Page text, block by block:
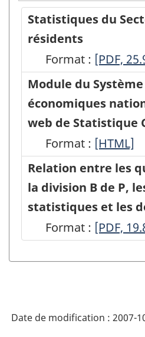
Statistiques du
résidents
Format :
du
Secteur
des
non-
résidents
-
PDF,
25.93
[PDF,
Module du
économiques
web de Statistique
Format : Module
du
Système
des
comptes
site
[HTML]
Relation entre les
la division B de P,
statistiques et les
Format : Relation
les
la
[PDF,
Date de modification : 2007-